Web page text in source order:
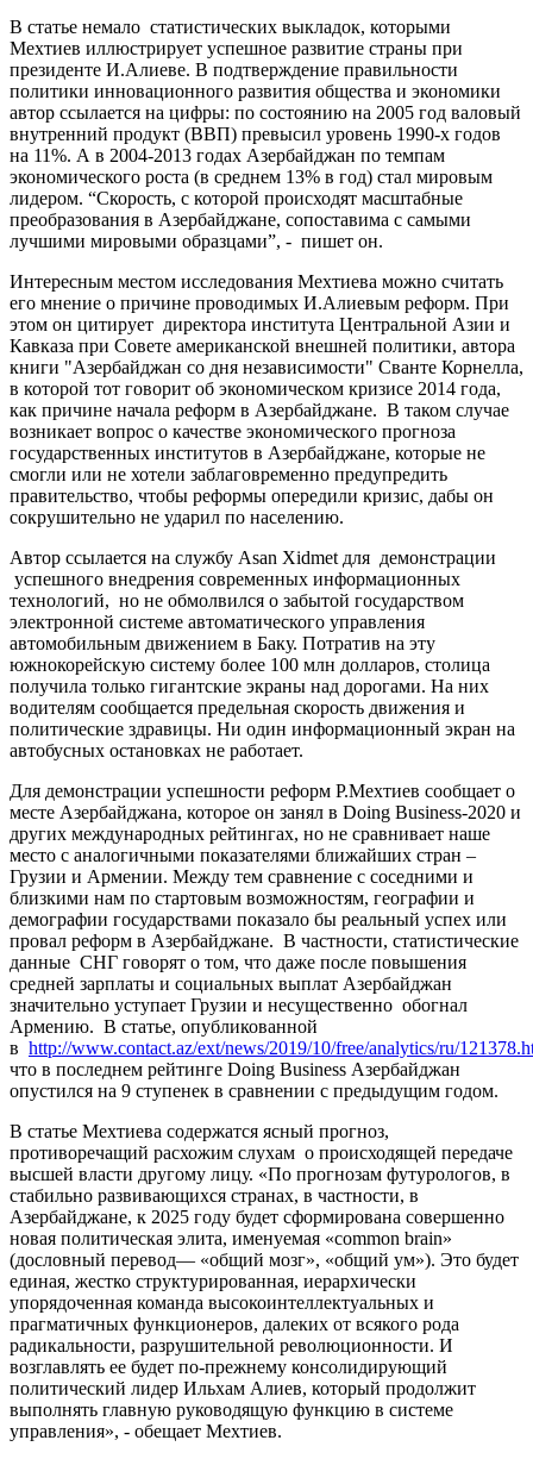
В статье немало статистических выкладок, которыми
Мехтиев иллюстрирует успешное развитие страны при
президенте И.Алиеве. В подтверждение правильности
политики инновационного развития общества и экономики
автор ссылается на цифры: по состоянию на 2005 год валовый
внутренний продукт (ВВП) превысил уровень 1990-х годов
на 11%. А в 2004-2013 годах Азербайджан по темпам
экономического роста (в среднем 13% в год) стал мировым
лидером. “Скорость, с которой происходят масштабные
преобразования в Азербайджане, сопоставима с самыми
лучшими мировыми образцами”, - пишет он.
Интересным местом исследования Мехтиева можно считать
его мнение о причине проводимых И.Алиевым реформ. При
этом он цитирует директора института Центральной Азии и
Кавказа при Совете американской внешней политики, автора
книги "Азербайджан со дня независимости" Сванте Корнелла,
в которой тот говорит об экономическом кризисе 2014 года,
как причине начала реформ в Азербайджане. В таком случае
возникает вопрос о качестве экономического прогноза
государственных институтов в Азербайджане, которые не
смогли или не хотели заблаговременно предупредить
правительство, чтобы реформы опередили кризис, дабы он
сокрушительно не ударил по населению.
Автор ссылается на службу Asan Xidmet для демонстрации
успешного внедрения современных информационных
технологий, но не обмолвился о забытой государством
электронной системе автоматического управления
автомобильным движением в Баку. Потратив на эту
южнокорейскую систему более 100 млн долларов, столица
получила только гигантские экраны над дорогами. На них
водителям сообщается предельная скорость движения и
политические здравицы. Ни один информационный экран на
автобусных остановках не работает.
Для демонстрации успешности реформ Р.Мехтиев сообщает о
месте Азербайджана, которое он занял в Doing Business-2020 и
других международных рейтингах, но не сравнивает наше
место с аналогичными показателями ближайших стран –
Грузии и Армении. Между тем сравнение с соседними и
близкими нам по стартовым возможностям, географии и
демографии государствами показало бы реальный успех или
провал реформ в Азербайджане. В частности, статистические
данные СНГ говорят о том, что даже после повышения
средней зарплаты и социальных выплат Азербайджан
значительно уступает Грузии и несущественно обогнал
Армению. В статье, опубликованной
в http://www.contact.az/ext/news/2019/10/free/analytics/ru/
что в последнем рейтинге Doing Business Азербайджан
опустился на 9 ступенек в сравнении с предыдущим годом.
В статье Мехтиева содержатся ясный прогноз,
противоречащий расхожим слухам о происходящей передаче
высшей власти другому лицу. «По прогнозам футурологов, в
стабильно развивающихся странах, в частности, в
Азербайджане, к 2025 году будет сформирована совершенно
новая политическая элита, именуемая «соmmon brain»
(дословный перевод— «общий мозг», «общий ум»). Это будет
единая, жестко структурированная, иерархически
упорядоченная команда высокоинтеллектуальных и
прагматичных функционеров, далеких от всякого рода
радикальности, разрушительной революционности. И
возглавлять ее будет по-прежнему консолидирующий
политический лидер Ильхам Алиев, который продолжит
выполнять главную руководящую функцию в системе
управления», - обещает Мехтиев.